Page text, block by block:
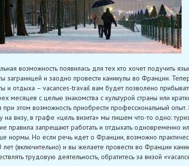
возможность появилась для тех кто хочет подучить
заграницей и заодно провести каникулы во Франции.
и отдыха – vacances-travail вам будет позволено
месяцев с целью знакомства с культурой страны или
при этом возможность приобрести профессиональный
на визу, в графе «цель визита» мы пишем что-то одно:
правила запрещают работать и отдыхать одновременно
нормы. Но если речь идет о Франции, возможно
лет (включительно) и вы желаете провести во Франции
трудовую деятельность, обратитесь за визой